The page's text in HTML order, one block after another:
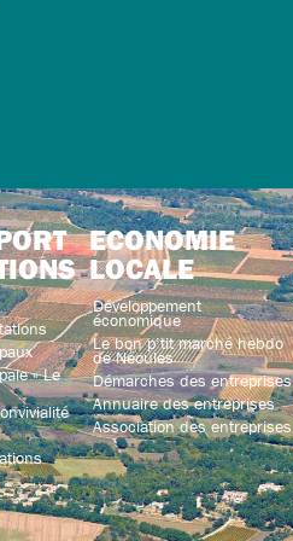
« Le
ECONOMIE
LOCALE
Développement
économique
Le bon p’tit marché hebdo
de Néoules
Démarches des entreprises
Annuaire des entreprises
Association des entreprises